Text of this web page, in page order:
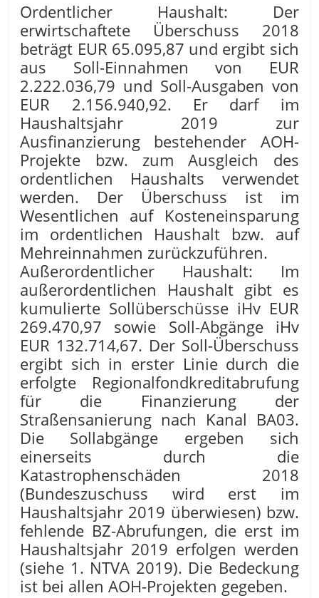
Ordentlicher Haushalt: Der
erwirtschaftete Überschuss 2018
beträgt EUR 65.095,87 und ergibt sich
aus Soll-Einnahmen von EUR
2.222.036,79 und Soll-Ausgaben von
EUR 2.156.940,92. Er darf im
Haushaltsjahr 2019 zur
Ausfinanzierung bestehender AOH-
Projekte bzw. zum Ausgleich des
ordentlichen Haushalts verwendet
werden. Der Überschuss ist im
Wesentlichen auf Kosteneinsparung
im ordentlichen Haushalt bzw. auf
Mehreinnahmen zurückzuführen.
Außerordentlicher Haushalt: Im
außerordentlichen Haushalt gibt es
kumulierte Sollüberschüsse iHv EUR
269.470,97 sowie Soll-Abgänge iHv
EUR 132.714,67. Der Soll-Überschuss
ergibt sich in erster Linie durch die
erfolgte Regionalfondkreditabrufung
für die Finanzierung der
Straßensanierung nach Kanal BA03.
Die Sollabgänge ergeben sich
einerseits durch die
Katastrophenschäden 2018
(Bundeszuschuss wird erst im
Haushaltsjahr 2019 überwiesen) bzw.
fehlende BZ-Abrufungen, die erst im
Haushaltsjahr 2019 erfolgen werden
(siehe 1. NTVA 2019). Die Bedeckung
ist bei allen AOH-Projekten gegeben.